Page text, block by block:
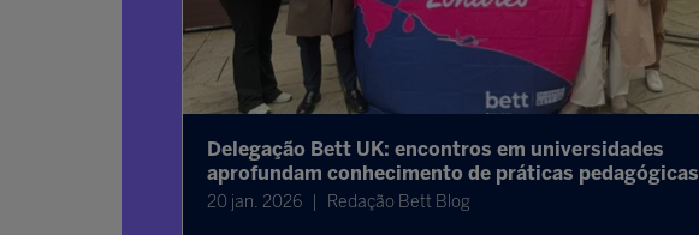
Delegação Bett UK: encontros em universidades
aprofundam conhecimento de práticas pedagógicas
20 jan. 2026 Redação Bett Blog